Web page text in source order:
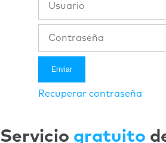
Recuperar contraseña
Servicio gratuito